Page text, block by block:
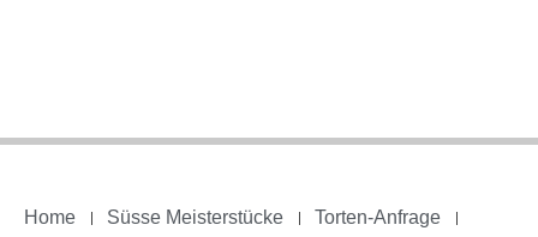
Home Süsse Meisterstücke
Torten-Anfrage